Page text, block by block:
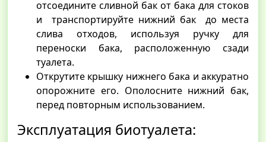
отсоедините сливной бак от бака для стоков
и транспортируйте нижний бак до места
слива отходов, используя ручку для
переноски бака, расположенную сзади
туалета.
Открутите крышку нижнего бака и аккуратно
опорожните его. Ополосните нижний бак,
перед повторным использованием.
Эксплуатация биотуалета: